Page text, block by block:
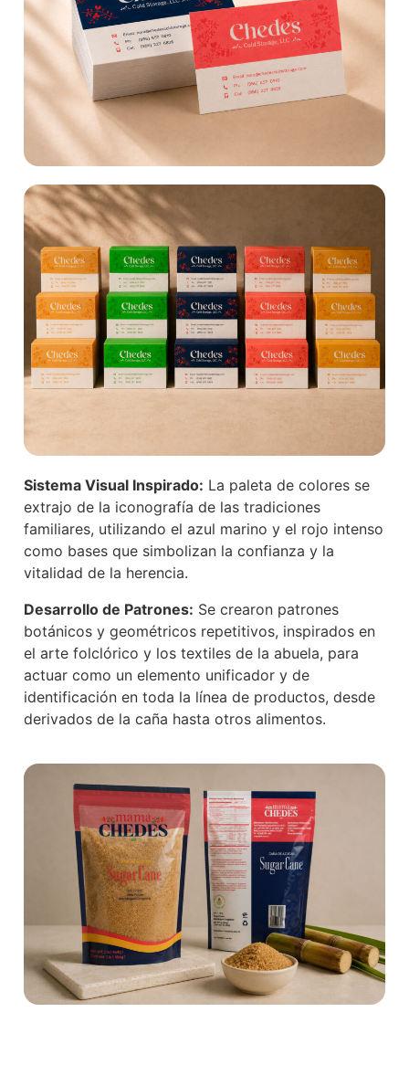
Sistema Visual Inspirado: La paleta de colores se
extrajo de la iconografía de las tradiciones
familiares, utilizando el azul marino y el rojo intenso
como bases que simbolizan la confianza y la
vitalidad de la herencia.
Desarrollo de Patrones: Se crearon patrones
botánicos y geométricos repetitivos, inspirados en
el arte folclórico y los textiles de la abuela, para
actuar como un elemento unificador y de
identificación en toda la línea de productos, desde
derivados de la caña hasta otros alimentos.